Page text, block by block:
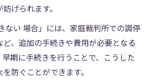
げられます。
ない 場合」には、家庭裁判所での調停
ど、追加の手続きや費用が必要となる
早期に手続きを行うことで、こうした
防ぐことができます。